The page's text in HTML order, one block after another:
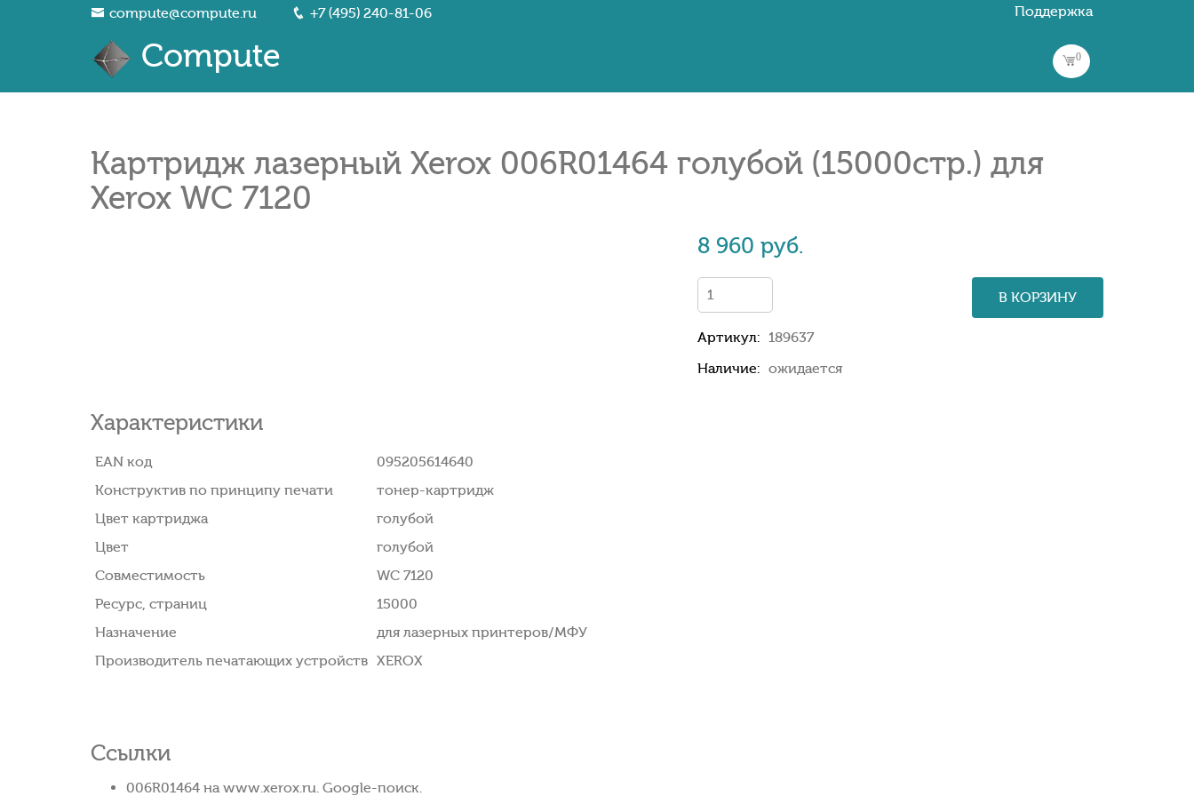
compute@compute.ru +7 (495) 240-81-06 Поддержка
Compute 0
Картридж лазерный Xerox 006R01464 голубой (15000стр.) для
Xerox WC 7120
8 960 руб.
В КОРЗИНУ
Артикул: 189637
Наличие: ожидается
Характеристики
EAN код
095205614640
Конструктив по принципу печати
тонер-картридж
Цвет картриджа
голубой
Цвет
голубой
Совместимость
WC 7120
Ресурс, страниц
15000
Назначение
для лазерных принтеров/МФУ
Производитель печатающих устройств XEROX
Ссылки
006R01464 на www.xerox.ru. Google-поиск.